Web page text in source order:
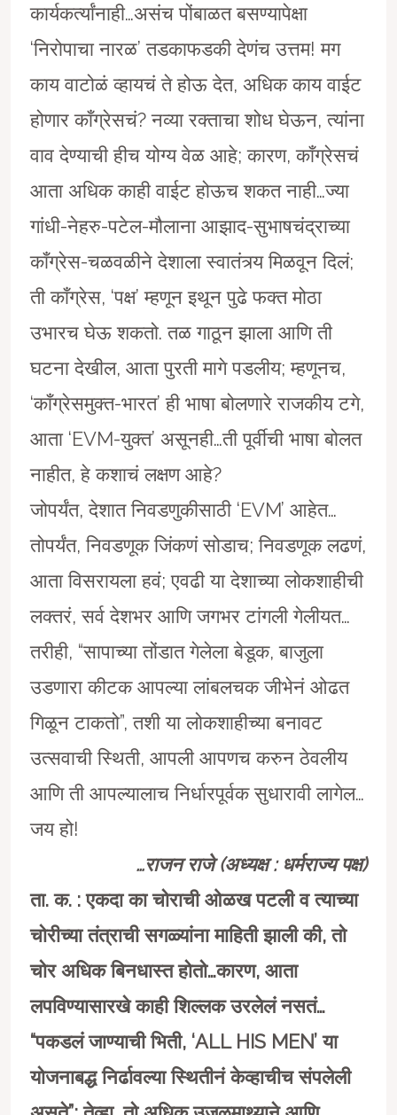
कार्यकर्त्यांनाही…असंच पोंबाळत बसण्यापेक्षा
‘निरोपाचा नारळ’ तडकाफडकी देणंच उत्तम! मग
काय वाटोळं व्हायचं ते होऊ देत, अधिक काय वाईट
होणार काँग्रेसचं? नव्या रक्ताचा शोध घेऊन, त्यांना
वाव देण्याची हीच योग्य वेळ आहे; कारण, काँग्रेसचं
आता अधिक काही वाईट होऊच शकत नाही…ज्या
गांधी-नेहरु-पटेल-मौलाना आझाद-सुभाषचंद्राच्या
काँग्रेस-चळवळीने देशाला स्वातंत्र्य मिळवून दिलं;
ती काँग्रेस, ‘पक्ष’ म्हणून इथून पुढे फक्त मोठा
उभारच घेऊ शकतो. तळ गाठून झाला आणि ती
घटना देखील, आता पुरती मागे पडलीय; म्हणूनच,
‘काँग्रेसमुक्त-भारत’ ही भाषा बोलणारे राजकीय टगे,
आता ‘EVM-युक्त’ असूनही…ती पूर्वीची भाषा बोलत
नाहीत, हे कशाचं लक्षण आहे?
जोपर्यंत, देशात निवडणुकीसाठी ‘EVM’ आहेत…
तोपर्यंत, निवडणूक जिंकणं सोडाच; निवडणूक लढणं,
आता विसरायला हवं; एवढी या देशाच्या लोकशाहीची
लक्तरं, सर्व देशभर आणि जगभर टांगली गेलीयत…
तरीही, “सापाच्या तोंडात गेलेला बेडूक, बाजुला
उडणारा कीटक आपल्या लांबलचक जीभेनं ओढत
गिळून टाकतो”, तशी या लोकशाहीच्या बनावट
उत्सवाची स्थिती, आपली आपणच करुन ठेवलीय
आणि ती आपल्यालाच निर्धारपूर्वक सुधारावी लागेल…
जय हो!
…राजन राजे (अध्यक्ष : धर्मराज्य पक्ष)
ता. क. : एकदा का चोराची ओळख पटली व त्याच्या
चोरीच्या तंत्राची सगळ्यांना माहिती झाली की, तो
चोर अधिक बिनधास्त होतो…कारण, आता
लपविण्यासारखे काही शिल्लक उरलेलं नसतं…
“पकडलं जाण्याची भिती, ‘ALL HIS MEN’ या
योजनाबद्ध निर्ढावल्या स्थितीनं केव्हाचीच संपलेली